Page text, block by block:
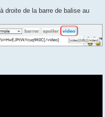
droite de la barre de balise au